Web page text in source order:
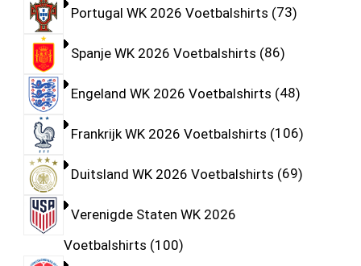
Portugal WK 2026 Voetbalshirts 73
Spanje WK 2026 Voetbalshirts 86
Engeland WK 2026 Voetbalshirts 48
Frankrijk WK 2026 Voetbalshirts 106
Duitsland WK 2026 Voetbalshirts 69
Verenigde Staten WK 2026
Voetbalshirts 100